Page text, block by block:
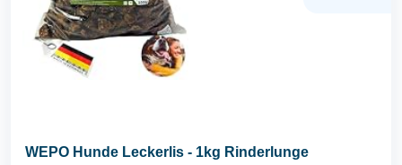
WEPO Hunde Leckerlis - 1kg Rinderlunge